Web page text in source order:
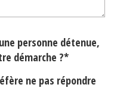
personne détenue,
démarche ?*
ne pas répondre